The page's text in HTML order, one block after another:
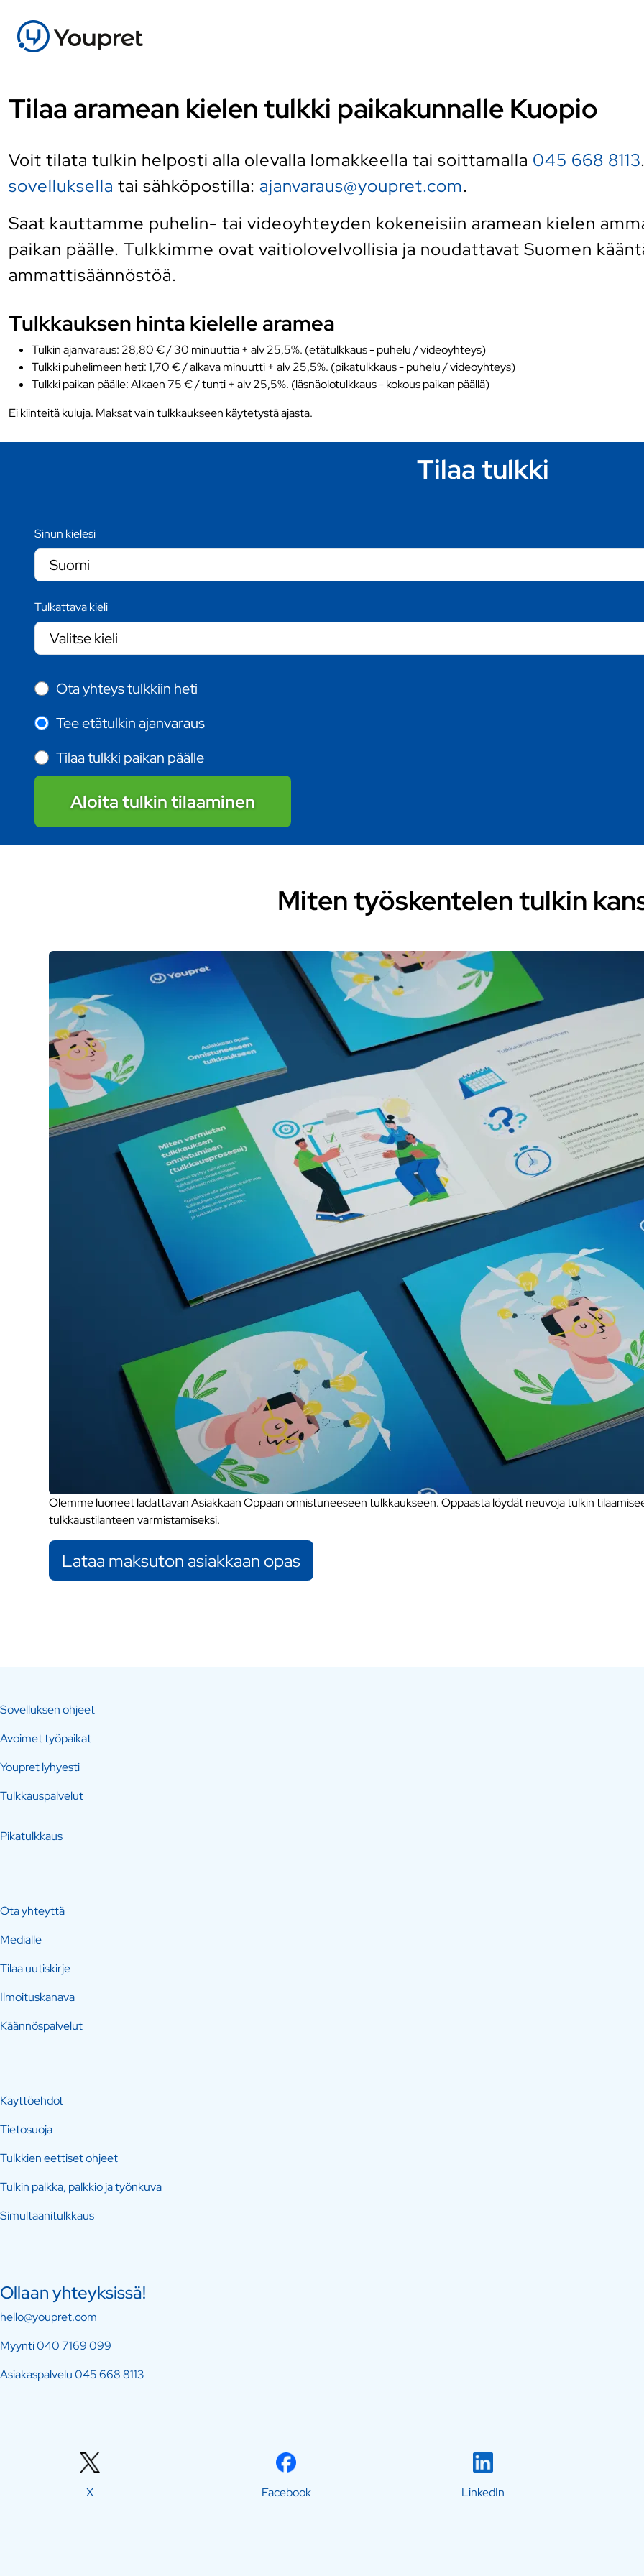
Tilaa aramean kielen tulkki paikakunnalle Kuopio
Voit tilata tulkin helposti alla olevalla lomakkeella tai soittamalla 045 668 8113
sovelluksella tai sähköpostilla: ajanvaraus@youpret.com.
Saat kauttamme puhelin- tai videoyhteyden kokeneisiin aramean kielen
paikan päälle. Tulkkimme ovat vaitiolovelvollisia ja noudattavat Suomen
ammattisäännöstöä.
Tulkkauksen hinta kielelle aramea
Tulkin ajanvaraus: 28,80 € / 30 minuuttia + alv 25,5%. (etätulkkaus - puhelu / videoyhteys)
Tulkki puhelimeen heti: 1,70 € / alkava minuutti + alv 25,5%. (pikatulkkaus - puhelu / videoyhteys)
Tulkki paikan päälle: Alkaen 75 € / tunti + alv 25,5%. (läsnäolotulkkaus - kokous paikan päällä)
Ei kiinteitä kuluja. Maksat vain tulkkaukseen käytetystä ajasta.
Tilaa tulkki
Sinun kielesi
Tulkattava kieli
Ota yhteys tulkkiin heti
Tee etätulkin ajanvaraus
Tilaa tulkki paikan päälle
Aloita tulkin tilaaminen
Miten työskentelen tulkin
Olemme luoneet ladattavan Asiakkaan Oppaan onnistuneeseen tulkkaukseen. Oppaasta löydät neuvoja tulkin
tulkkaustilanteen varmistamiseksi.
Lataa maksuton asiakkaan opas
Sovelluksen ohjeet
Avoimet työpaikat
Youpret lyhyesti
Tulkkauspalvelut
Pikatulkkaus
Ota yhteyttä
Medialle
Tilaa uutiskirje
Ilmoituskanava
Käännöspalvelut
Käyttöehdot
Tietosuoja
Tulkkien eettiset ohjeet
Tulkin palkka, palkkio ja työnkuva
Simultaanitulkkaus
Ollaan yhteyksissä!
hello@youpret.com
Myynti040 7169 099
Asiakaspalvelu045 668 8113
X Facebook LinkedIn